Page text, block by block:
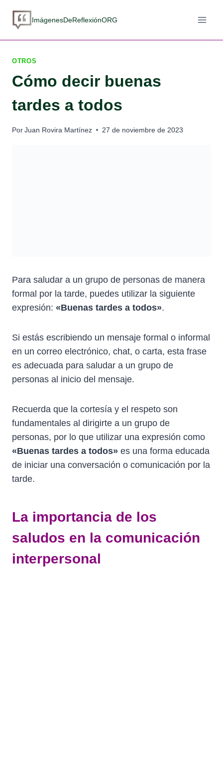
ImágenesDeReflexiónORG
OTROS
Cómo decir buenas
tardes a todos
PorJuan Rovira Martínez 27 de noviembre de 2023
Para saludar a un grupo de personas de manera
formal por la tarde, puedes utilizar la siguiente
expresión: «Buenas tardes a todos».
Si estás escribiendo un mensaje formal o informal
en un correo electrónico, chat, o carta, esta frase
es adecuada para saludar a un grupo de
personas al inicio del mensaje.
Recuerda que la cortesía y el respeto son
fundamentales al dirigirte a un grupo de
personas, por lo que utilizar una expresión como
«Buenas tardes a todos» es una forma educada
de iniciar una conversación o comunicación por la
tarde.
La importancia de los
saludos en la comunicación
interpersonal